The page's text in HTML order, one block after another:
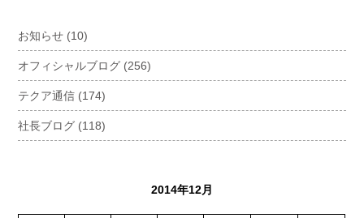
お知らせ (10)
オフィシャルブログ (256)
テクア通信 (174)
社長ブログ (118)
2014年12月